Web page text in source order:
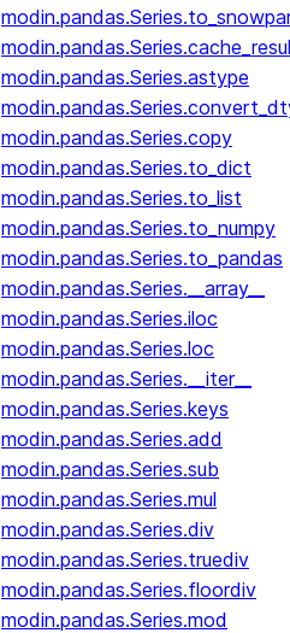
modin.pandas.Series.astype
modin.pandas.Series.copy
modin.pandas.Series.to_dict
modin.pandas.Series.to_list
modin.pandas.Series.to_numpy
modin.pandas.Series.to_pandas
modin.pandas.Series.__array__
modin.pandas.Series.iloc
modin.pandas.Series.loc
modin.pandas.Series.__iter__
modin.pandas.Series.keys
modin.pandas.Series.add
modin.pandas.Series.sub
modin.pandas.Series.mul
modin.pandas.Series.div
modin.pandas.Series.truediv
modin.pandas.Series.floordiv
modin.pandas.Series.mod